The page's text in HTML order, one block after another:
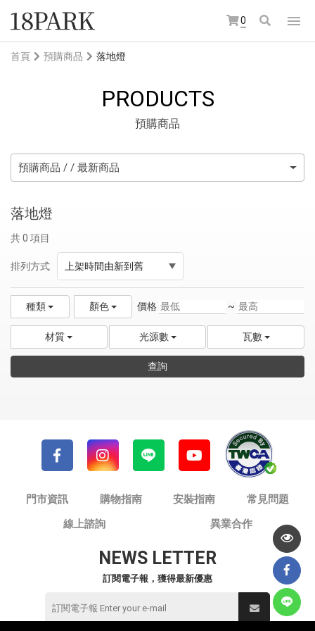
0
首頁 預購商品 落地燈
PRODUCTS
預購商品
預購商品 / / 最新商品
落地燈
共 0 項目
排列方式 上架時間由新到舊
種類 顏色 價格 ~
材質 光源數 瓦數
查詢
門市資訊 購物指南 安裝指南
常見問題
線上諮詢
異業合作
NEWS LETTER
訂閱電子報，獲得最新優惠